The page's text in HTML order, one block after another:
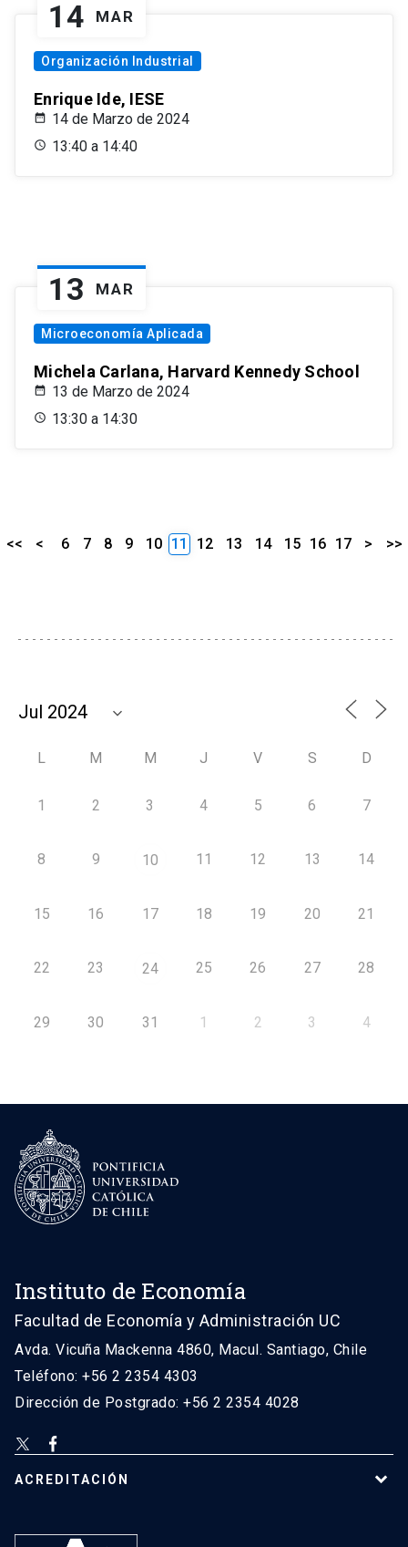
14 MAR
Organización Industrial
Enrique Ide, IESE
14 de Marzo de 2024
13:40 a 14:40
13 MAR
Microeconomía Aplicada
Michela Carlana, Harvard Kennedy School
13 de Marzo de 2024
13:30 a 14:30
<< < 6 7 8 9 10 11 12 13 14 15 16 17 > >>
L M M J V S D
1 2 3 4 5 6 7
8 9 10 11 12 13 14
15 16 17 18 19 20 21
22 23 24 25 26 27 28
29 30 31 1 2 3 4
Instituto de Economía
Facultad de Economía y Administración UC
Avda. Vicuña Mackenna 4860, Macul. Santiago, Chile
Teléfono: +56 2 2354 4303
Dirección de Postgrado: +56 2 2354 4028
ACREDITACIÓN